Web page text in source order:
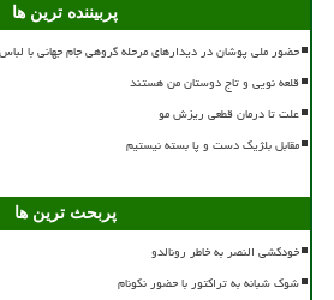
پربیننده ترین ها
حضور ملی پوشان در دیدارهای مرحله گروهی جام جهانی با
قلعه نویی و تاج دوستان من هستند
علت تا درمان قطعی ریزش مو
مقابل بلژیک دست و پا بسته نیستیم
پربحث ترین ها
خودکشی النصر به خاطر رونالدو
شوک شبانه به تراکتور با حضور نکونام